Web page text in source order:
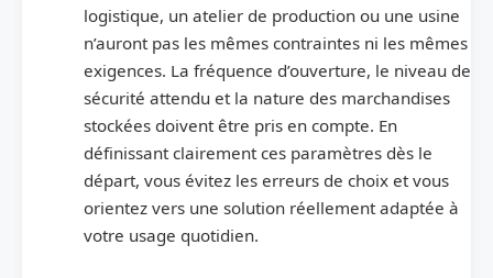
logistique, un atelier de production ou une usine
n’auront pas les mêmes contraintes ni les mêmes
exigences. La fréquence d’ouverture, le niveau de
sécurité attendu et la nature des marchandises
stockées doivent être pris en compte. En
définissant clairement ces paramètres dès le
départ, vous évitez les erreurs de choix et vous
orientez vers une solution réellement adaptée à
votre usage quotidien.